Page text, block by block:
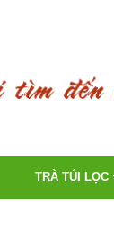
TRÀ TÚI LỌC